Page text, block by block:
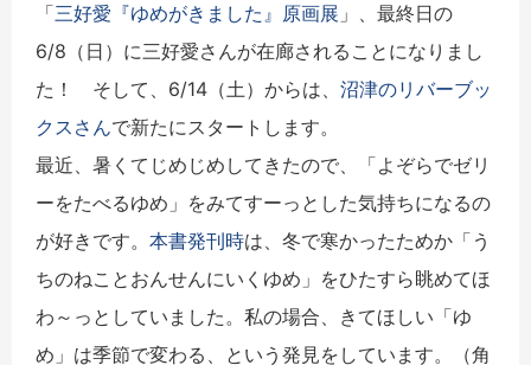
「三好愛『ゆめがきました』原画展 」、最終日の
6/8（日）に三好愛さんが在廊されることになりまし
た！ そして、6/14（土）からは、 沼津のリバーブッ
クスさんで新たにスタートします。
最近、暑くてじめじめしてきたので、「よぞらでゼリ
ーをたべるゆめ」をみてすーっとした気持ちになるの
が好きです。 本書発刊時は、冬で寒かったためか「う
ちのねことおんせんにいくゆめ」をひたすら眺めてほ
わ～っとしていました。私の場合、きてほしい「ゆ
め」は季節で変わる、という発見をしています。（角